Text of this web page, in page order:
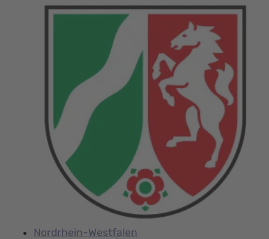
Nordrhein-Westfalen